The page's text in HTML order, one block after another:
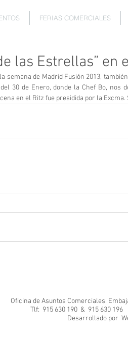
FERIAS COMERCIALES
las Estrellas” en
semana de Madrid Fusión 2013,
30 de Enero, donde la Chef Bo,
en el Ritz fue presidida por la
Oficina de Asuntos Comerciales.
Tlf: 915 630 190 & 915 630